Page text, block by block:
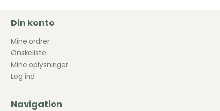
Din konto
Mine ordrer
Ønskeliste
Mine oplysninger
Log ind
Navigation